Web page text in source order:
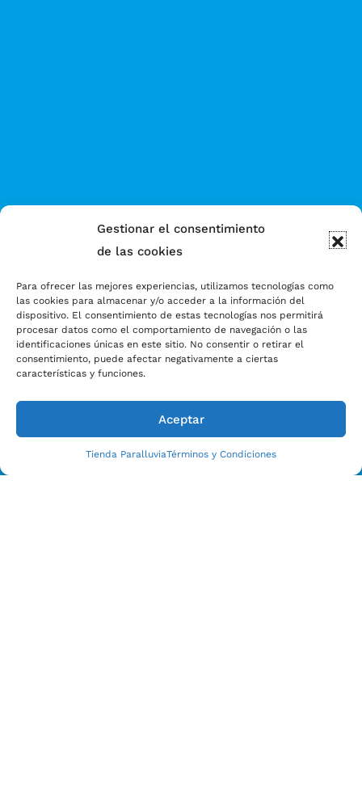
Gestionar el consentimiento
de las cookies
Para ofrecer las mejores experiencias, utilizamos tecnologías como
las cookies para almacenar y/o acceder a la información del
dispositivo. El consentimiento de estas tecnologías nos permitirá
procesar datos como el comportamiento de navegación o las
identificaciones únicas en este sitio. No consentir o retirar el
consentimiento, puede afectar negativamente a ciertas
características y funciones.
Aceptar
Tienda ParalluviaTérminos y Condiciones